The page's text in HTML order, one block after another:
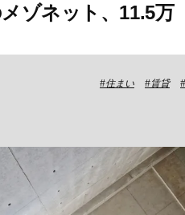
ゾネット、11.5万
住まい 賃貸